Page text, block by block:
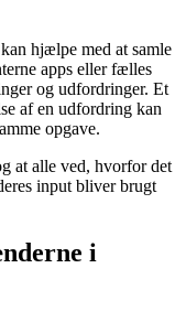
hjælpe med at samle
apps eller fælles
og udfordringer. Et
af en udfordring kan
opgave.
at alle ved, hvorfor det
input bliver brugt
i